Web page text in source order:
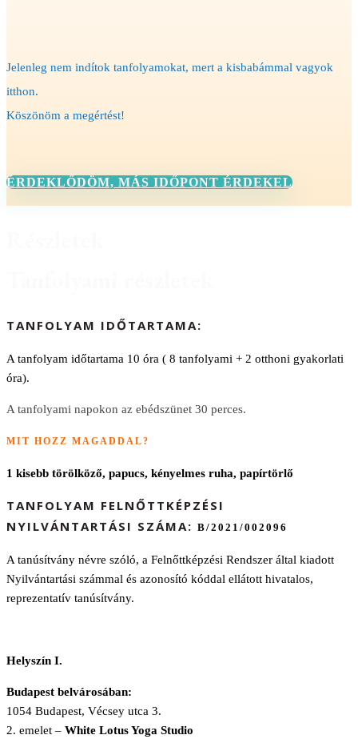
Jelenleg nem indítok tanfolyamokat, mert a kisbabámmal vagyok
itthon.
Köszönöm a megértést!
ÉRDEKLŐDÖM, MÁS IDŐPONT ÉRDEKEL
TANFOLYAM IDŐTARTAMA:
A tanfolyam időtartama 10 óra ( 8 tanfolyami + 2 otthoni gyakorlati
óra).
A tanfolyami napokon az ebédszünet 30 perces.
MIT HOZZ MAGADDAL?
1 kisebb törölköző, papucs, kényelmes ruha, papírtörlő
TANFOLYAM FELNŐTTKÉPZÉSI
NYILVÁNTARTÁSI SZÁMA: B/2021/002096
A tanúsítvány névre szóló, a Felnőttképzési Rendszer által kiadott
Nyilvántartási számmal és azonosító kóddal ellátott hivatalos,
reprezentatív tanúsítvány.
Helyszín I.
Budapest belvárosában:
1054 Budapest, Vécsey utca 3.
2. emelet – White Lotus Yoga Studio